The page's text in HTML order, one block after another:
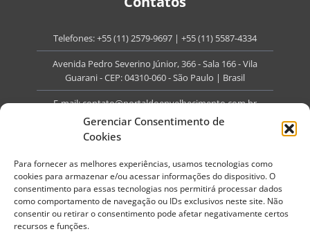
Gerenciar Consentimento de
Cookies
Para fornecer as melhores experiências, usamos tecnologias como
cookies para armazenar e/ou acessar informações do dispositivo. O
consentimento para essas tecnologias nos permitirá processar dados
como comportamento de navegação ou IDs exclusivos neste site. Não
consentir ou retirar o consentimento pode afetar negativamente certos
recursos e funções.
Telefones:+55 (11) 2579-9697 | +55 (11) 5587-4334
Avenida Pedro Severino Júnior, 366 - Sala 166 - Vila
Guarani - CEP: 04310-060 - São Paulo | Brasil
E-mail:contato@portaldoenvelhecimento.com.br
Website:portaldoenvelhecimento.com.br